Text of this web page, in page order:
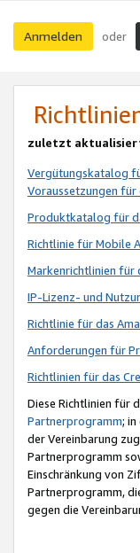
Anmelden oder
zuletzt
Vergütungskatalog
Voraussetzungen
Produktkatalog für
Richtlinie für Mobile
Markenrichtlinien für
IP-Lizenz- und
Richtlinie für das
Anforderungen für
Richtlinien für das
Diese Richtlinien für
Partnerprogramm;
der Vereinbarung
Partnerprogramm
Einschränkung von
Partnerprogramm,
gegen die